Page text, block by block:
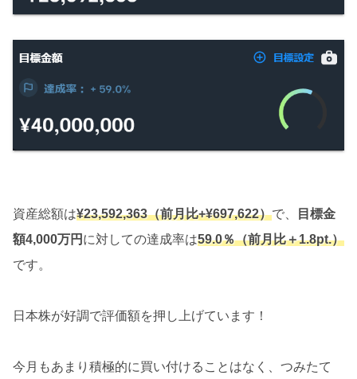
資産総額は¥23,592,363（前月比+¥697,622）で、
目標金
額4,000万円 に対しての達成率は59.0％（前月比＋1.8pt.）
です。
日本株が好調で評価額を押し上げています！
今月もあまり積極的に買い付けることはなく、つみたて